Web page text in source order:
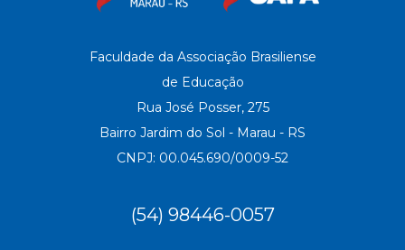
Faculdade da Associação Brasiliense
de Educação
Rua José Posser, 275
Bairro Jardim do Sol - Marau - RS
CNPJ: 00.045.690/0009-52
(54) 98446-0057